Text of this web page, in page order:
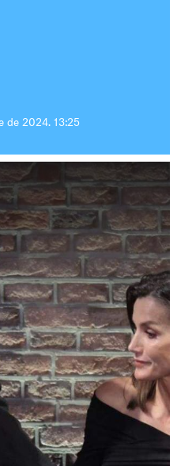
de 2024. 13:25